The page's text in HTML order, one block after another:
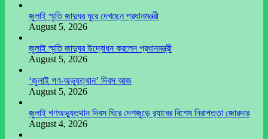
জুলাই স্মৃতি জাদুঘর ঘুরে দেখছেন প্রধানমন্ত্রী
August 5, 2026
জুলাই স্মৃতি জাদুঘর উদ্বোধন করলেন প্রধানমন্ত্রী
August 5, 2026
‘জুলাই গণ-অভ্যুত্থান’ দিবস আজ
August 5, 2026
জুলাই গণঅভ্যুত্থান দিবস ঘিরে দেশজুড়ে র‌্যাবের বিশেষ নিরাপত্তা জোরদার
August 4, 2026